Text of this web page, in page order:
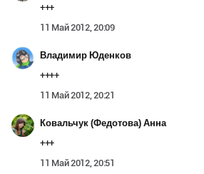
+++
11 Май 2012, 20:09
Владимир Юденков
++++
11 Май 2012, 20:21
Ковальчук (Федотова) Анна
+++
11 Май 2012, 20:51